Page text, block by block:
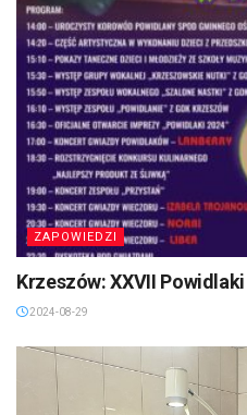
ZAPOWIEDZI
Krzeszów: XXVII Powidlaki
2024-08-29